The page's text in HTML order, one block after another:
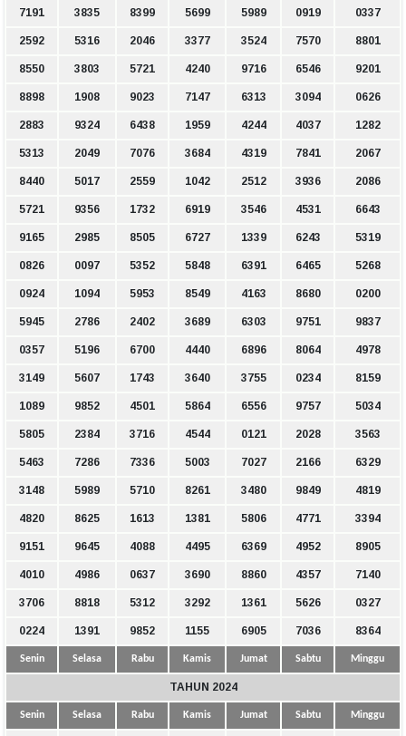
7191 3835 8399 5699 5989 0919 0337
2592 5316 2046 3377 3524 7570 8801
8550 3803 5721 4240 9716 6546 9201
8898 1908 9023 7147 6313 3094 0626
2883 9324 6438 1959 4244 4037 1282
5313 2049 7076 3684 4319 7841 2067
8440 5017 2559 1042 2512 3936 2086
5721 9356 1732 6919 3546 4531 6643
9165 2985 8505 6727 1339 6243 5319
0826 0097 5352 5848 6391 6465 5268
0924 1094 5953 8549 4163 8680 0200
5945 2786 2402 3689 6303 9751 9837
0357 5196 6700 4440 6896 8064 4978
3149 5607 1743 3640 3755 0234 8159
1089 9852 4501 5864 6556 9757 5034
5805 2384 3716 4544 0121 2028 3563
5463 7286 7336 5003 7027 2166 6329
3148 5989 5710 8261 3480 9849 4819
4820 8625 1613 1381 5806 4771 3394
9151 9645 4088 4495 6369 4952 8905
4010 4986 0637 3690 8860 4357 7140
3706 8818 5312 3292 1361 5626 0327
0224 1391 9852 1155 6905 7036 8364
Senin Selasa Rabu Kamis Jumat Sabtu Minggu
TAHUN 2024
Senin Selasa Rabu Kamis Jumat Sabtu Minggu